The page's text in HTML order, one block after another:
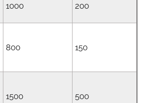
1000 200
800 150
1500 500